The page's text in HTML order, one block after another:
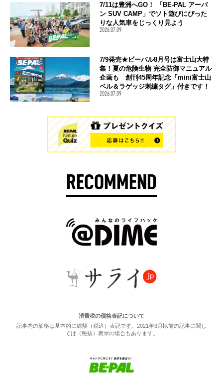
7/11は豊洲へGO！ 「BE-PAL アーバ
ン SUV CAMP」でソト遊びにぴった
りな人気車をじっくり見よう
2026.07.09
7/9発売★ビーパル8月号は富士山大特
集！夏の危険生物 完全防御マニュアル
企画も 創刊45周年記念「mini富士山
ベル＆ラゲッジ刺繍タグ」付きです！
2026.07.09
RECOMMEND
消費税の価格表記について
記事内の価格は基本的に総額（税込）表記です。2021年3月以前の記事に関し
ては（税抜）表示の場合もあります。